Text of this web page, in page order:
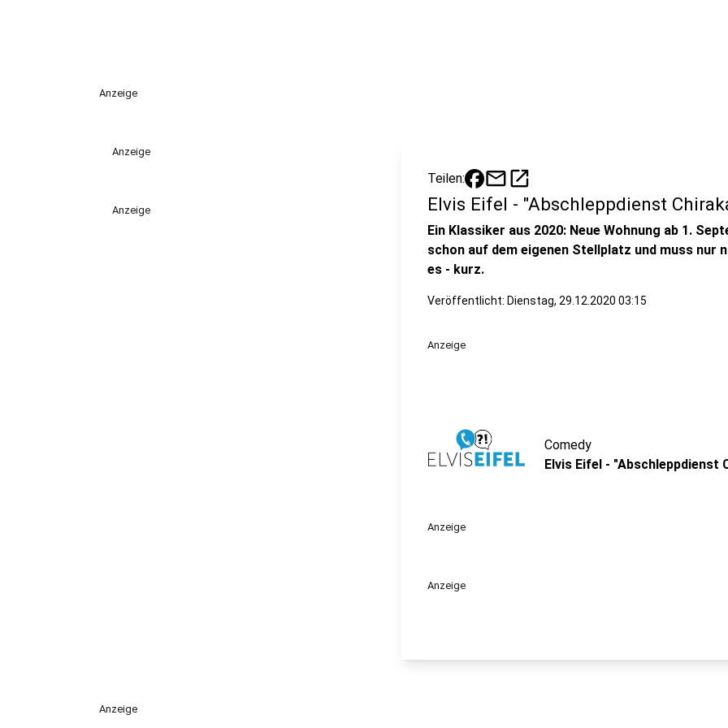
Anzeige
Anzeige
Anzeige
Teilen: mailopen_in_new
Elvis Eifel - "Abschleppdienst
Ein Klassiker aus 2020: Neue Wohnung ab 1.
schon auf dem eigenen Stellplatz und muss nur
es - kurz.
Veröffentlicht: Dienstag, 29.12.2020 03:15
Anzeige
Comedy
Elvis Eifel - "Abschleppdienst
Anzeige
Anzeige
Anzeige